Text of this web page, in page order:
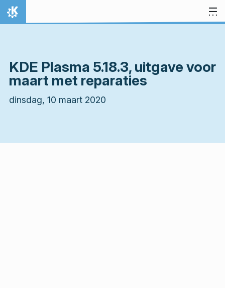
Spring naar inhoud
Thuis
KDE Plasma 5.18.3, uitgave voor
maart met reparaties
dinsdag, 10 maart 2020